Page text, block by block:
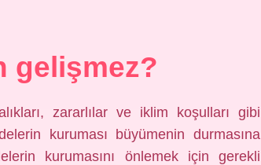
gelişmez?
zararlılar ve iklim koşulları gibi
kuruması büyümenin durmasına
kurumasını önlemek için gerekli